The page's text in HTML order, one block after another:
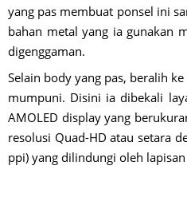
yang pas membuat ponsel ini
bahan metal yang ia gunakan
digenggaman.
Selain body yang pas, beralih
mumpuni. Disini ia dibekali
AMOLED display yang
resolusi Quad-HD atau setara
ppi) yang dilindungi oleh